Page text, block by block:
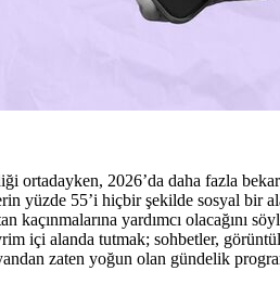
ortadayken, 2026’da daha fazla
yüzde 55’i hiçbir şekilde sosyal bir
kaçınmalarına yardımcı olacağını
içi alanda tutmak; sohbetler,
zaten yoğun olan gündelik